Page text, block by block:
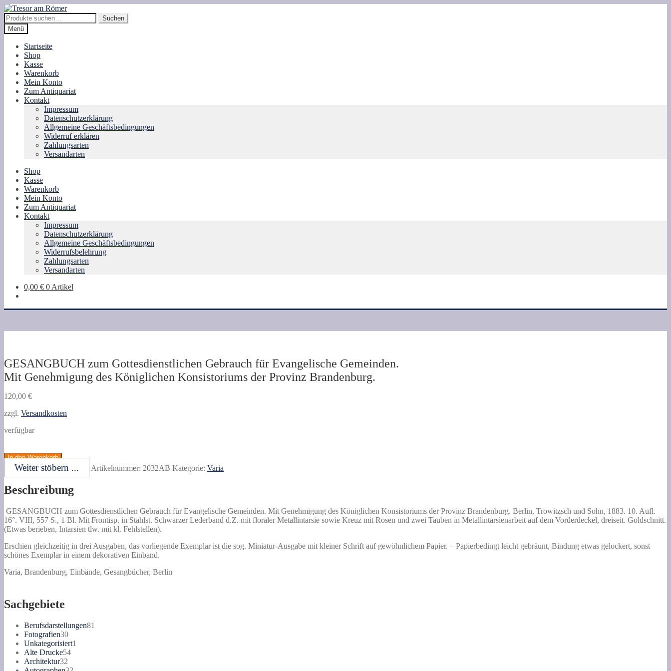
Zur
Navigation
springen
Zum
Inhalt
springen
Suche
nach:
Suchen
Menü
Startseite
Shop
Kasse
Warenkorb
Mein Konto
Zum Antiquariat
Kontakt
Impressum
Datenschutzerklärung
Allgemeine Geschäftsbedingungen
Widerruf erklären
Zahlungsarten
Versandarten
Shop
Kasse
Warenkorb
Mein Konto
Zum Antiquariat
Kontakt
Impressum
Datenschutzerklärung
Allgemeine Geschäftsbedingungen
Widerrufsbelehrung
Zahlungsarten
Versandarten
0,00 € 0 Artikel
GESANGBUCH zum Gottesdienstlichen Gebrauch für Evangelische Gemeinden.
Mit Genehmigung des Königlichen Konsistoriums der Provinz Brandenburg.
120,00 €
zzgl. Versandkosten
verfügbar
zum
Gottesdienstlichen
Gebrauch
Evangelische
Mit
Genehmigung
des
Konsistoriums
der
Brandenburg.
In den Warenkorb
Weiter stöbern ... Artikelnummer: 2032AB Kategorie: Varia
Beschreibung
GESANGBUCH zum Gottesdienstlichen Gebrauch für Evangelische Gemeinden. Mit Genehmigung des Königlichen Konsistoriums der Provinz Brandenburg. Berlin, Trowitzsch und Sohn, 1883. 10. Aufl.
16°. VIII, 557 S., 1 Bl. Mit Frontisp. in Stahlst. Schwarzer Lederband d.Z. mit floraler Metallintarsie sowie Kreuz mit Rosen und zwei Tauben in Metallintarsienarbeit auf dem Vorderdeckel, dreiseit. Goldschnitt.
(Etwas berieben, Intarsien tlw. mit kl. Fehlstellen).
Erschien gleichzeitig in drei Ausgaben, das vorliegende Exemplar ist die sog. Miniatur-Ausgabe mit kleiner Schrift auf gewöhnlichem Papier. – Papierbedingt leicht gebräunt, Bindung etwas gelockert, sonst
schönes Exemplar in einem dekorativen Einband.
Varia, Brandenburg, Einbände, Gesangbücher, Berlin
Sachgebiete
Berufsdarstellungen81
Fotografien3030
Produkte
Unkategorisiert1
Alte Drucke5454
Architektur32